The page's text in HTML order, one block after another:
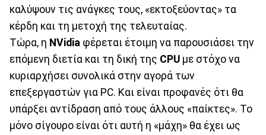
καλύψουν τις ανάγκες τους, «εκτοξεύοντας» τα
κέρδη και τη μετοχή της τελευταίας.
Τώρα, η NVidia φέρεται έτοιμη να παρουσιάσει την
επόμενη διετία και τη δική της CPU με στόχο να
κυριαρχήσει συνολικά στην αγορά των
επεξεργαστών για PC. Και είναι προφανές ότι θα
υπάρξει αντίδραση από τους άλλους «παίκτες». Το
μόνο σίγουρο είναι ότι αυτή η «μάχη» θα έχει ως